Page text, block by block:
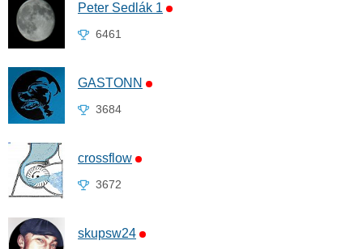
Peter Sedlák 1
6461
GASTONN
3684
crossflow
3672
skupsw24